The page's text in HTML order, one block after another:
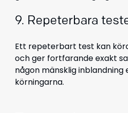
9. Repeterbara
Ett repeterbart test kan
och ger fortfarande exakt
någon mänsklig inblandning
körningarna.